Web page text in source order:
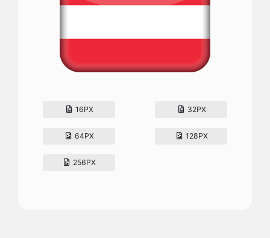
16PX 32PX
64PX 128PX
256PX